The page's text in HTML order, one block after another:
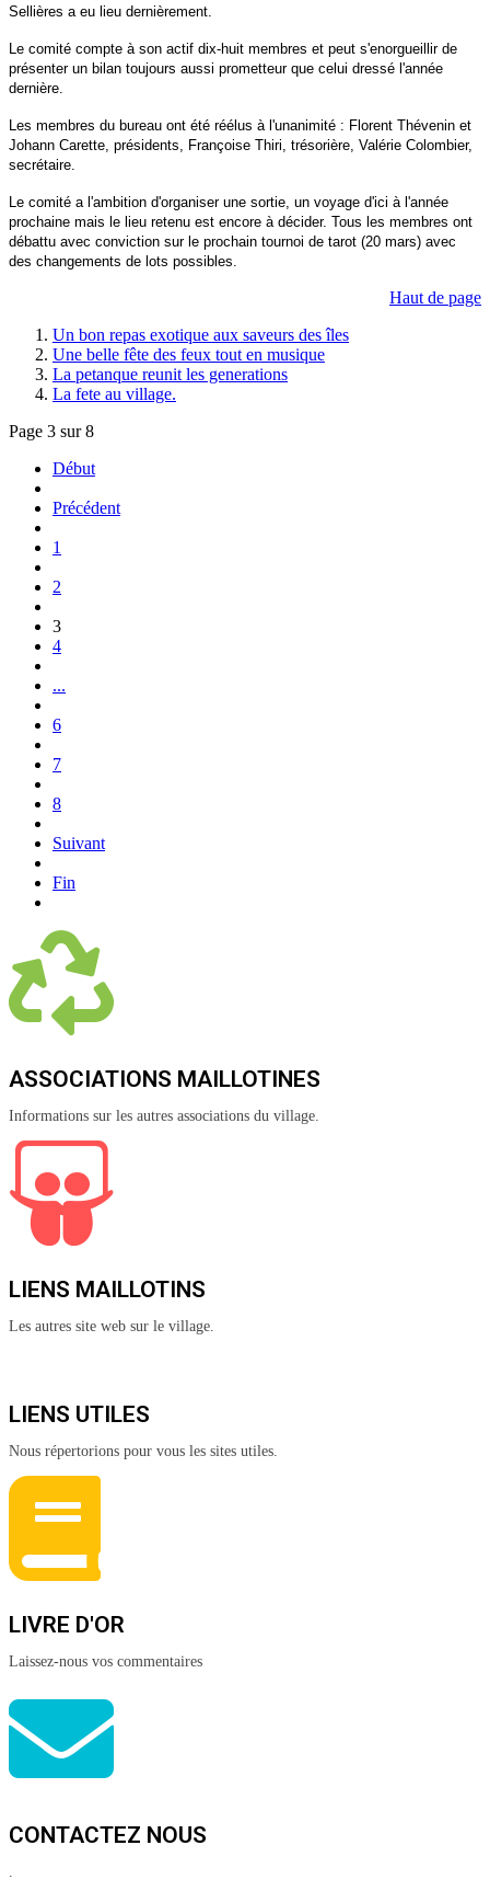
Sellières a eu lieu dernièrement.
Le comité compte à son actif dix-huit membres et peut s'enorgueillir de
présenter un bilan toujours aussi prometteur que celui dressé l'année
dernière.
Les membres du bureau ont été réélus à l'unanimité : Florent Thévenin et
Johann Carette, présidents, Françoise Thiri, trésorière, Valérie Colombier,
secrétaire.
Le comité a l'ambition d'organiser une sortie, un voyage d'ici à l'année
prochaine mais le lieu retenu est encore à décider. Tous les membres ont
débattu avec conviction sur le prochain tournoi de tarot (20 mars) avec
des changements de lots possibles.
Haut de page
Un bon repas exotique aux saveurs des îles
Une belle fête des feux tout en musique
La petanque reunit les generations
La fete au village.
Page 3 sur 8
Début
Précédent
1
2
3
4
...
6
7
8
Suivant
Fin
ASSOCIATIONS MAILLOTINES
Informations sur les autres associations du village.
LIENS MAILLOTINS
Les autres site web sur le village.
LIENS UTILES
Nous répertorions pour vous les sites utiles.
LIVRE D'OR
Laissez-nous vos commentaires
CONTACTEZ NOUS